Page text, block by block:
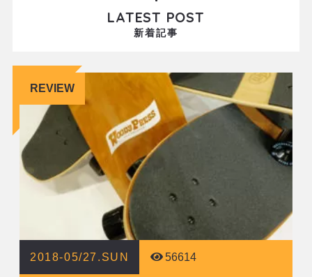
LATEST POST
新着記事
REVIEW
2018-05/27.SUN 56614